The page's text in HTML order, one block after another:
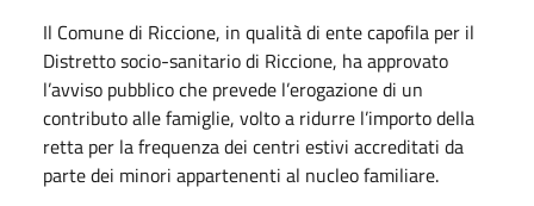
Il Comune di Riccione, in qualità di ente capofila per il
Distretto socio-sanitario di Riccione, ha approvato
l’avviso pubblico che prevede l’erogazione di un
contributo alle famiglie, volto a ridurre l’importo della
retta per la frequenza dei centri estivi accreditati da
parte dei minori appartenenti al nucleo familiare.